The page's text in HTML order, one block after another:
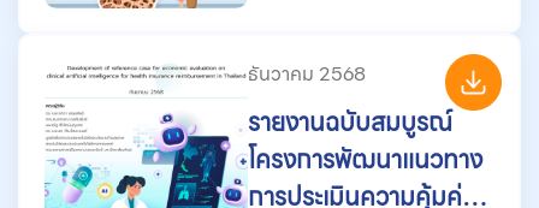
ป่วยโรคกระดูกพรุน ที่ไม่
ตอบสนองต่อการรักษา
ด้วยยาในกลุ่ม
Bisphosphonate ชนิด
ธันวาคม 2568
รายงานฉบับสมบูรณ์
โครงการพัฒนาแนวทาง
การประเมินความคุ้มค่า